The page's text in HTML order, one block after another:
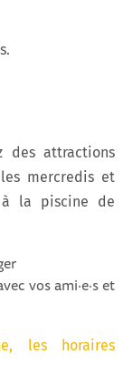
des attractions
mercredis et
à la piscine de
vos ami·e·s et
les horaires